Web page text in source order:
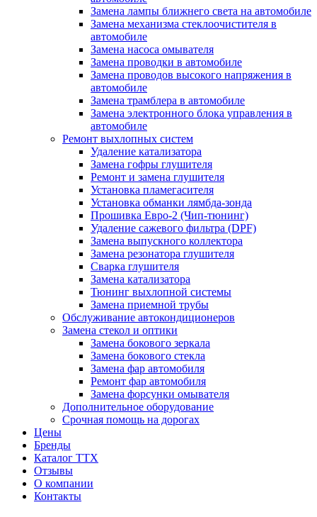
Замена лампы ближнего света на автомобиле
Замена механизма стеклоочистителя в
автомобиле
Замена насоса омывателя
Замена проводки в автомобиле
Замена проводов высокого напряжения в
автомобиле
Замена трамблера в автомобиле
Замена электронного блока управления в
автомобиле
Ремонт выхлопных систем
Удаление катализатора
Замена гофры глушителя
Ремонт и замена глушителя
Установка пламегасителя
Установка обманки лямбда-зонда
Прошивка Евро-2 (Чип-тюнинг)
Удаление сажевого фильтра (DPF)
Замена выпускного коллектора
Замена резонатора глушителя
Сварка глушителя
Замена катализатора
Тюнинг выхлопной системы
Замена приемной трубы
Обслуживание автокондиционеров
Замена стекол и оптики
Замена бокового зеркала
Замена бокового стекла
Замена фар автомобиля
Ремонт фар автомобиля
Замена форсунки омывателя
Дополнительное оборудование
Срочная помощь на дорогах
Цены
Бренды
Каталог ТТХ
Отзывы
О компании
Контакты